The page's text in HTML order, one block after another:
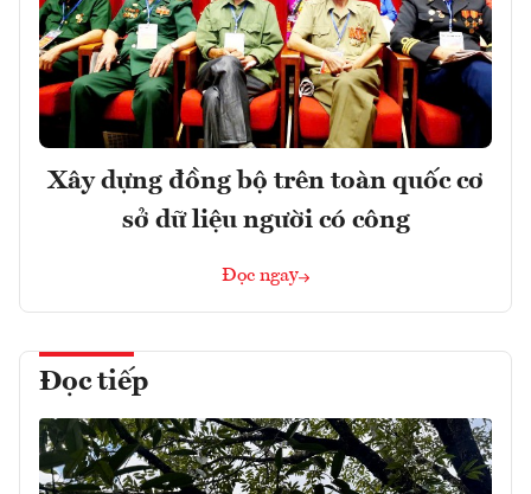
Xây dựng đồng bộ trên toàn quốc cơ
sở dữ liệu người có công
Đọc ngay
Đọc tiếp